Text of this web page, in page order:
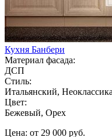
Кухня Банбери
Материал фасада:
ДСП
Стиль:
Итальянский, Неоклассика
Цвет:
Бежевый, Орех
Цена: от 29 000 руб.